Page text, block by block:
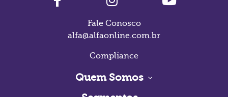
Fale Conosco
alfa@alfaonline.com.br
Compliance
Quem Somos